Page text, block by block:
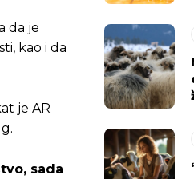
da je
kao i da
je AR
sada